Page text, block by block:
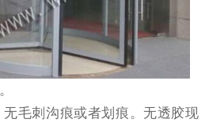
毛刺沟痕或者划痕。无透胶现